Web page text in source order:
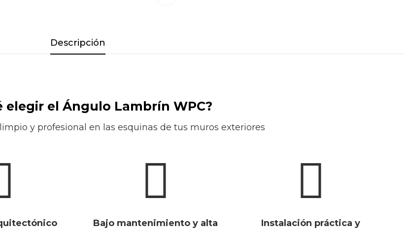
Descripción
elegir el Ángulo Lambrín WPC?
y profesional en las esquinas de tus muros exteriores
Bajo mantenimiento y alta
Instalación práctica y